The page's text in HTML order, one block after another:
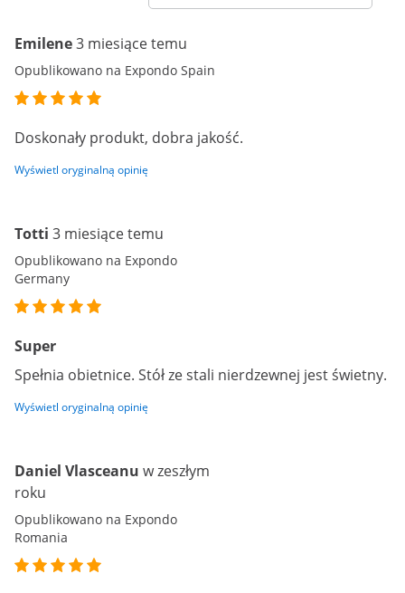
Emilene3 miesiące temu
Opublikowano na Expondo Spain
Doskonały produkt, dobra jakość.
Wyświetl oryginalną opinię
Totti 3 miesiące temu
Opublikowano na Expondo
Germany
Super
Spełnia obietnice. Stół ze stali nierdzewnej jest świetny.
Wyświetl oryginalną opinię
Daniel Vlasceanu w zeszłym
roku
Opublikowano na Expondo
Romania